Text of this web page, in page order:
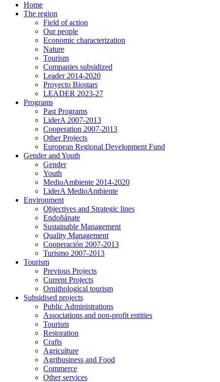
Home
The region
Field of action
Our people
Economic characterization
Nature
Tourism
Companies subsidized
Leader 2014-2020
Proyecto Biostars
LEADER 2023-27
Programs
Past Programs
LiderA 2007-2013
Cooperation 2007-2013
Other Projects
European Regional Development Fund
Gender and Youth
Gender
Youth
MedioAmbiente 2014-2020
LiderA MedioAmbiente
Environment
Objectives and Strategic lines
Endoñánate
Sustainable Management
Quality Management
Cooperación 2007-2013
Turismo 2007-2013
Tourism
Previous Projects
Current Projects
Ornithological tourism
Subsidised projects
Public Administrations
Associations and non-profit entities
Tourism
Restoration
Crafts
Agriculture
Agribusiness and Food
Commerce
Other services